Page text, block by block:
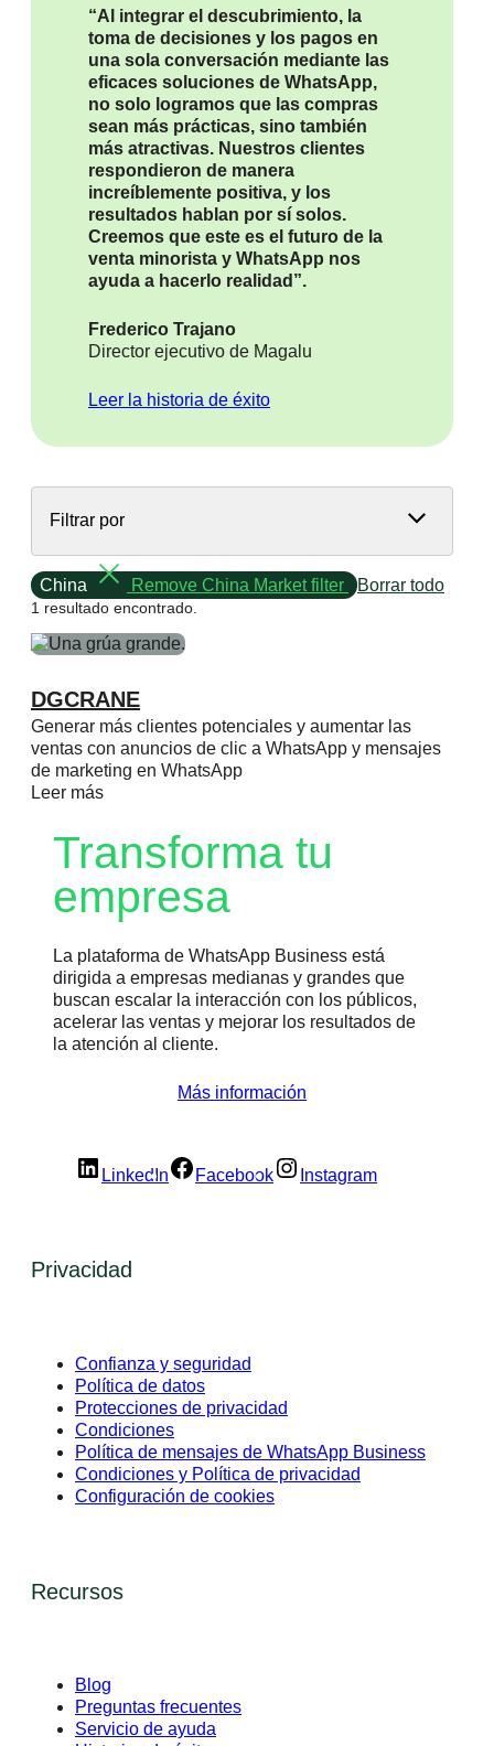
“Al integrar el descubrimiento, la
toma de decisiones y los pagos en
una sola conversación mediante las
eficaces soluciones de WhatsApp,
no solo logramos que las compras
sean más prácticas, sino también
más atractivas. Nuestros clientes
respondieron de manera
increíblemente positiva, y los
resultados hablan por sí solos.
Creemos que este es el futuro de la
venta minorista y WhatsApp nos
ayuda a hacerlo realidad”.
Frederico Trajano
Director ejecutivo de Magalu
Leer la historia de éxito
Filtrar por
China Remove China Market filter Borrar todo
1 resultado encontrado.
DGCRANE
Generar más clientes potenciales y aumentar las
ventas con anuncios de clic a WhatsApp y mensajes
de marketing en WhatsApp
Leer más
Transforma tu
empresa
La plataforma de WhatsApp Business está
dirigida a empresas medianas y grandes que
buscan escalar la interacción con los públicos,
acelerar las ventas y mejorar los resultados de
la atención al cliente.
Más información
LinkedIn Facebook Instagram
Privacidad
Confianza y seguridad
Política de datos
Protecciones de privacidad
Condiciones
Política de mensajes de WhatsApp Business
Condiciones y Política de privacidad
Configuración de cookies
Recursos
Blog
Preguntas frecuentes
Servicio de ayuda